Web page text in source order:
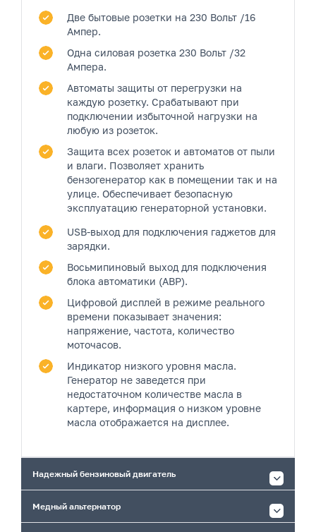
Две бытовые розетки на 230 Вольт /16
Ампер.
Одна силовая розетка 230 Вольт /32
Ампера.
Автоматы защиты от перегрузки на
каждую розетку. Срабатывают при
подключении избыточной нагрузки на
любую из розеток.
Защита всех розеток и автоматов от пыли
и влаги. Позволяет хранить
бензогенератор как в помещении так и на
улице. Обеспечивает безопасную
эксплуатацию генераторной установки.
USB-выход для подключения гаджетов для
зарядки.
Восьмипиновый выход для подключения
блока автоматики (АВР).
Цифровой дисплей в режиме реального
времени показывает значения:
напряжение, частота, количество
моточасов.
Индикатор низкого уровня масла.
Генератор не заведется при
недостаточном количестве масла в
картере, информация о низком уровне
масла отображается на дисплее.
Надежный бензиновый двигатель
Медный альтернатор